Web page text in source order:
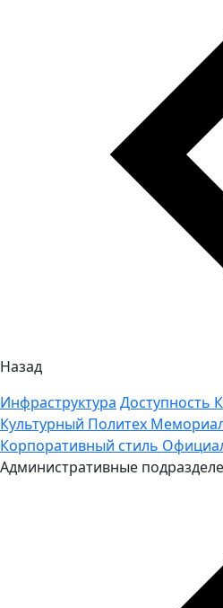
Назад
Инфраструктура Доступность
Культурный Политех
Корпоративный стиль
Административные